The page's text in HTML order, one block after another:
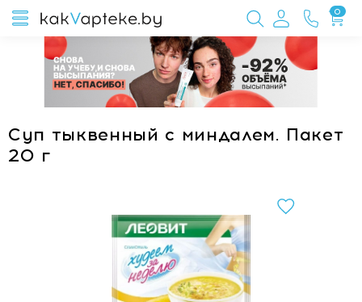
0
Суп тыквенный с миндалем. Пакет
20 г